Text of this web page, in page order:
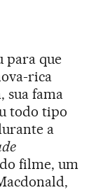
para que
rica
sua fama
todo tipo
a
filme, um